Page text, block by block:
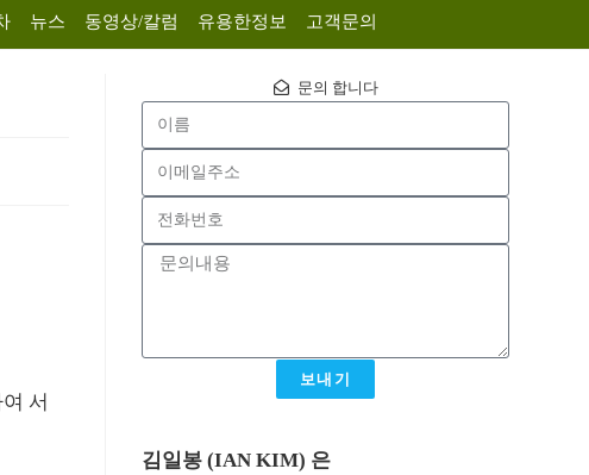
뉴스 동영상/칼럼 유용한정보 고객문의
서
문의 합니다
보내기
김일봉 (IAN KIM) 은